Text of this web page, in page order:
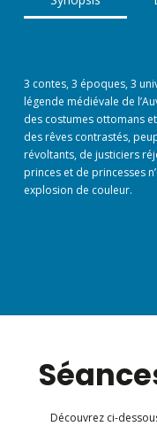
3 contes, 3 époques, 3
légende médiévale de
des costumes ottomans
des rêves contrastés,
révoltants, de justiciers
princes et de princesses
explosion de couleur.
Découvrez ci-